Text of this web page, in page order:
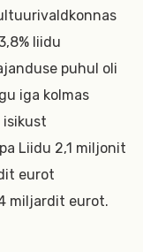
liidu
puhul oli
iga kolmas
Liidu 2,1 miljonit
eurot
miljardit eurot.